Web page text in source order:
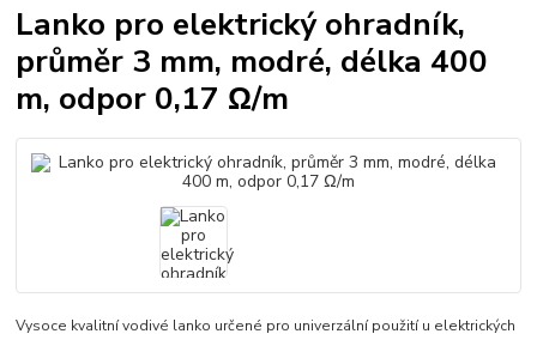
Lanko pro elektrický ohradník,
průměr 3 mm, modré, délka 400
m, odpor 0,17 Ω/m
Vysoce kvalitní vodivé lanko určené pro univerzální použití u elektrických